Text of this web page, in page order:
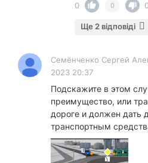
0
0
Ще 2 відповіді
Семёнченко Сергей
2023 20:37
Подскажите в этом
преимущество, или
дороге и должен дать
транспортным